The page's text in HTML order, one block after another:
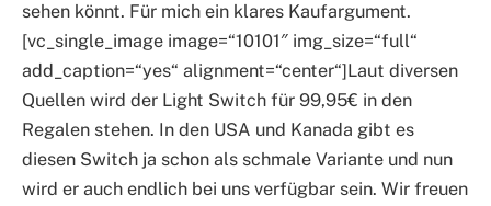
sehen könnt. Für mich ein klares Kaufargument.
[vc_single_image image=“10101″ img_size=“full“
add_caption=“yes“ alignment=“center“]Laut diversen
Quellen wird der Light Switch für 99,95€ in den
Regalen stehen. In den USA und Kanada gibt es
diesen Switch ja schon als schmale Variante und nun
wird er auch endlich bei uns verfügbar sein. Wir freuen